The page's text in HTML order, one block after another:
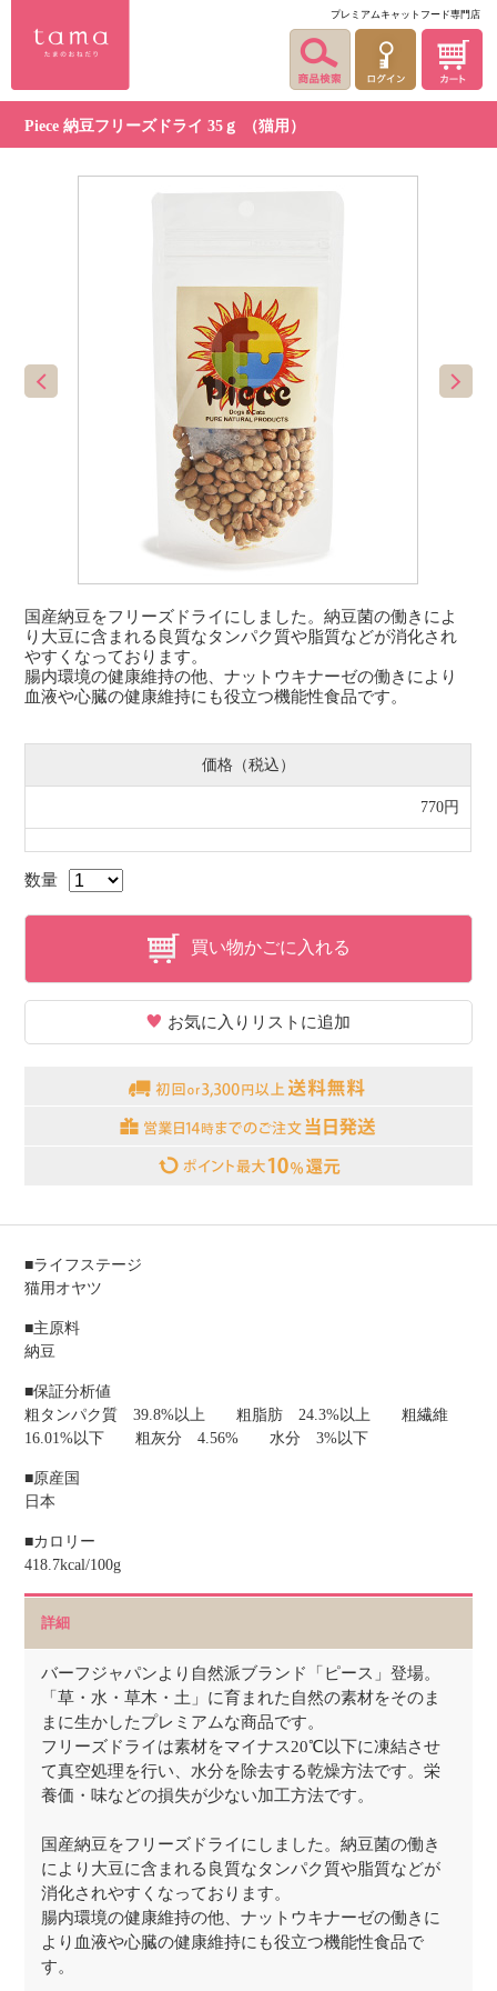
プレミアムキャットフード専門店
Piece 納豆フリーズドライ 35ｇ （猫用）
国産納豆をフリーズドライにしました。納豆菌の働きによ
り大豆に含まれる良質なタンパク質や脂質などが消化され
やすくなっております。
腸内環境の健康維持の他、ナットウキナーゼの働きにより
血液や心臓の健康維持にも役立つ機能性食品です。
価格（税込）
770円
数量
買い物かごに入れる
お気に入りリストに追加
■ライフステージ
猫用オヤツ
■主原料
納豆
■保証分析値
粗タンパク質 39.8%以上 粗脂肪 24.3%以上 粗繊維
16.01%以下 粗灰分 4.56% 水分 3%以下
■原産国
日本
■カロリー
418.7kcal/100g
詳細
バーフジャパンより自然派ブランド「ピース」登場。
「草・水・草木・土」に育まれた自然の素材をそのま
まに生かしたプレミアムな商品です。
フリーズドライは素材をマイナス20℃以下に凍結させ
て真空処理を行い、水分を除去する乾燥方法です。栄
養価・味などの損失が少ない加工方法です。
国産納豆をフリーズドライにしました。納豆菌の働き
により大豆に含まれる良質なタンパク質や脂質などが
消化されやすくなっております。
腸内環境の健康維持の他、ナットウキナーゼの働きに
より血液や心臓の健康維持にも役立つ機能性食品で
す。